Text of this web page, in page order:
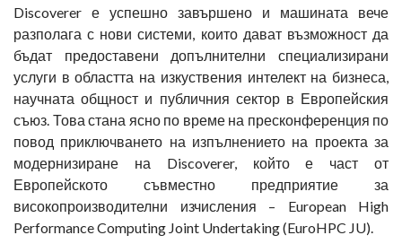
Discoverer е успешно завършено и машината вече
разполага с нови системи, които дават възможност да
бъдат предоставени допълнителни специализирани
услуги в областта на изкуствения интелект на бизнеса,
научната общност и публичния сектор в Европейския
съюз. Това стана ясно по време на пресконференция по
повод приключването на изпълнението на проекта за
модернизиране на Discoverer, който е част от
Европейското съвместно предприятие за
високопроизводителни изчисления – European High
Performance Computing Joint Undertaking (EuroHPC JU).